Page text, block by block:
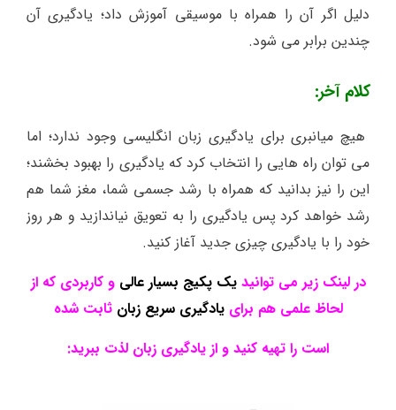
دلیل اگر آن را همراه با موسیقی آموزش داد؛ یادگیری آن
چندین برابر می شود.
کلام آخر:
هیچ میانبری برای یادگیری زبان انگلیسی وجود ندارد؛ اما
می توان راه هایی را انتخاب کرد که یادگیری را بهبود بخشند؛
این را نیز بدانید که همراه با رشد جسمی شما، مغز شما هم
رشد خواهد کرد پس یادگیری را به تعویق نیاندازید و هر روز
خود را با یادگیری چیزی جدید آغاز کنید.
در لینک زیر می توانید یک پکیج بسیار عالی و کاربردی که از
لحاظ علمی هم براییادگیری سریع زبان ثابت شده
است را تهیه کنید و از یادگیری زبان لذت ببرید: